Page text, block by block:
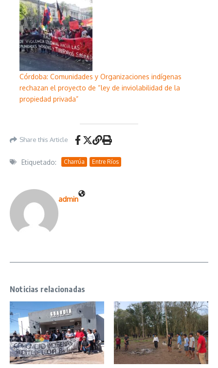
Córdoba: Comunidades y Organizaciones indígenas
rechazan el proyecto de “ley de inviolabilidad de la
propiedad privada”
Share this Article
Etiquetado: Charrúa Entre Ríos
admin
Noticias relacionadas